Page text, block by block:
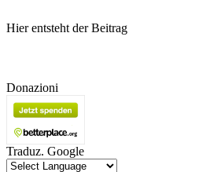
Hier entsteht der Beitrag
Donazioni
Traduz. Google